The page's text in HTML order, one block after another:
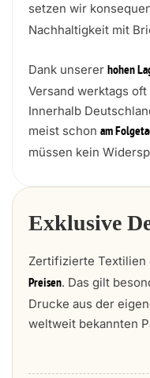
setzen wir
Nachhaltigkeit mit
Dank unserer hohen
Versand werktags
Innerhalb
meist schon am
müssen kein
Exklusive
Zertifizierte Textilien
Preisen. Das gilt
Drucke aus der
weltweit bekannten